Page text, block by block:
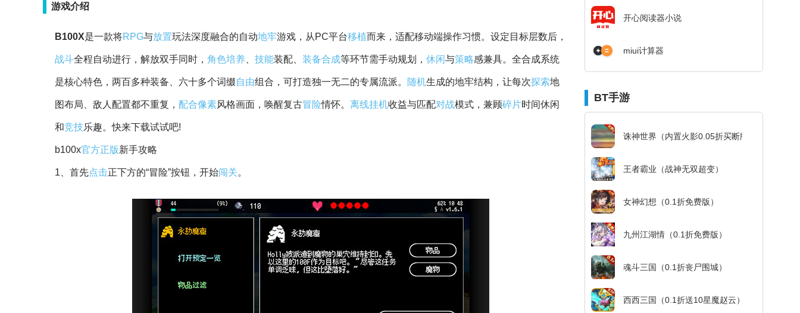
游戏介绍
B100X是一款将RPG与放置玩法深度融合的自动地牢游戏，从PC平台移植而来，适配移动端操作习惯。设定目标层数后，
战斗全程自动进行，解放双手同时， 角色培养 技能装配、 装备合成等环节需手动规划， 休闲与策略感兼具。全合成系统
是核心特色，两百多种装备、六十多个词缀自由组合，可打造独一无二的专属流派。 随机生成的地牢结构，让每次探索地
图布局、敌人配置都不重复， 配合像素风格画面，唤醒复古冒险情怀。 离线挂机收益与匹配对战模式，兼顾碎片时间休闲
和竞技乐趣。快来下载试试吧!
b100x官方正版新手攻略
1、首先点击正下方的“冒险”按钮，开始闯关。
开心阅读器小说
miui计算器
BT手游
诛神世界（内置火影0.05折买断版）
王者霸业（战神无双超变）
女神幻想（0.1折免费版）
九州江湖情（0.1折免费版）
魂斗三国（0.1折丧尸围城）
西西三国（0.1折送10星魔赵云）